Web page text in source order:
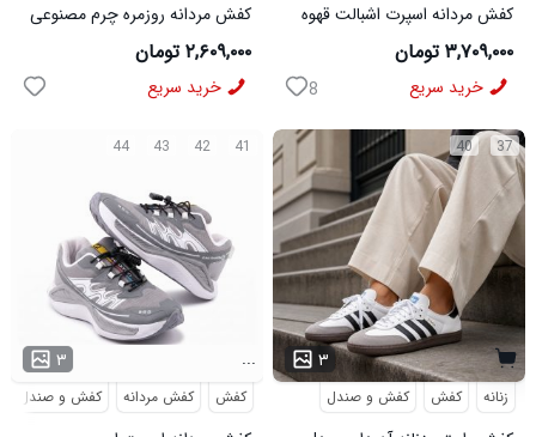
کفش مردانه روزمره چرم مصنوعی
50920
۲,۶۰۹,۰۰۰ تومان
خرید سریع
کفش مردانه اسپرت اشبالت قهوه
ای Saucony مدل 50786
۳,۷۰۹,۰۰۰ تومان
خرید سریع 8
41
42
43
44
۳ ...
کفش کفش مردانه کفش و صندل
37
40
۳
زنانه کفش کفش و صندل